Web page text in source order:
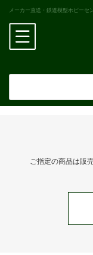
メーカー直送・鉄道模型ホビーセ
ご指定の商品は販